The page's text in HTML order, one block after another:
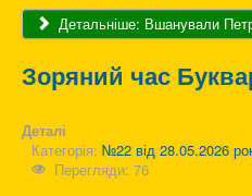
Детальніше: Вшанували
Зоряний час
Деталі
Категорія: №22 від 28.05.2026
Перегляди: 76